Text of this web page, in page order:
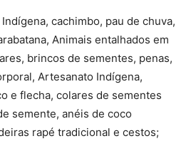
cachimbo, pau de chuva,
Animais entalhados em
brincos de sementes, penas,
Artesanato Indígena,
e flecha, colares de sementes
semente, anéis de coco
rapé tradicional e cestos;